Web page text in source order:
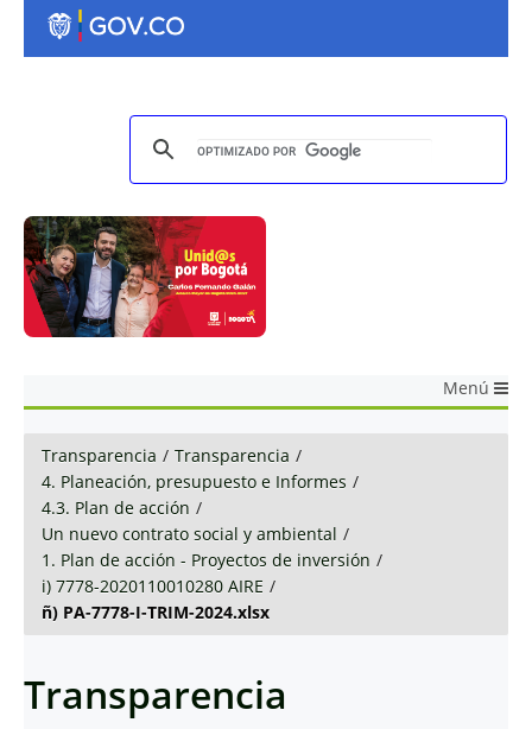
Menú
Transparencia / Transparencia /
4. Planeación, presupuesto e Informes /
4.3. Plan de acción /
Un nuevo contrato social y ambiental /
1. Plan de acción - Proyectos de inversión /
i) 7778-2020110010280 AIRE /
ñ) PA-7778-I-TRIM-2024.xlsx
Transparencia